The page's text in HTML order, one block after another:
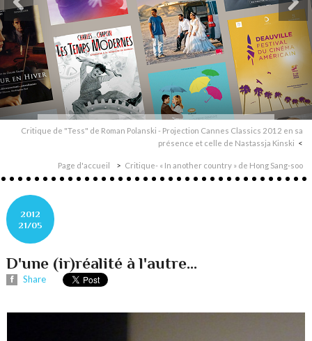
Critique de "Tess" de Roman Polanski - Projection Cannes Classics 2012 en sa
présence et celle de Nastassja Kinski
Page d'accueil Critique- « In another country » de Hong Sang-soo
2012
21/05
D'une (ir)réalité à l'autre...
Share